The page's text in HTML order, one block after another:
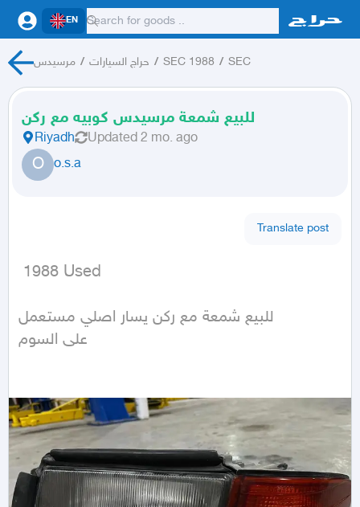
EN
مرسيدس / حراج السيارات / SEC 1988 / SEC
للبيع شمعة مرسيدس كوبيه مع ركن
Riyadh Updated 2 mo. ago
O o.s.a
Translate post
1988 Used
للبيع شمعة مع ركن يسار اصلي مستعمل
على السوم